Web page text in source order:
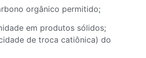
orgânico permitido;
em produtos sólidos;
de troca catiônica) do